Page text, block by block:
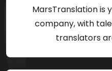
MarsTranslation is
company, with
translators